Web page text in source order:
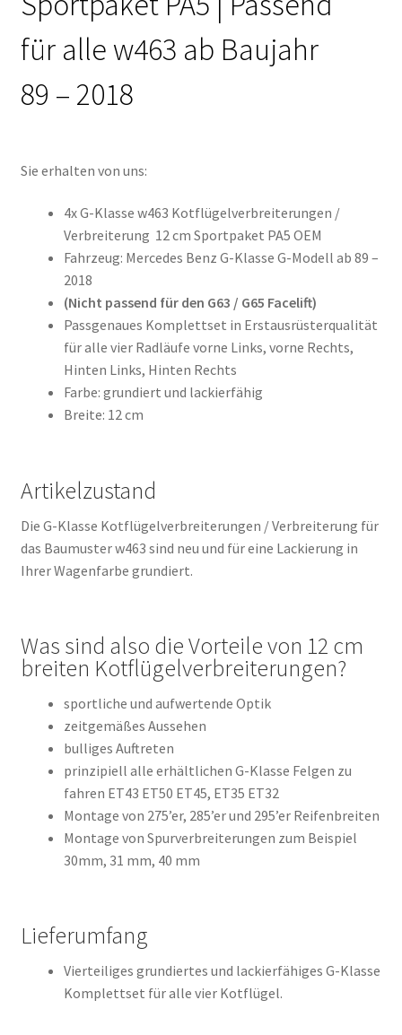
für alle w463 ab Baujahr
89 – 2018
Sie erhalten von uns:
4x G-Klasse w463 Kotflügelverbreiterungen /
Verbreiterung 12 cm Sportpaket PA5 OEM
Fahrzeug: Mercedes Benz G-Klasse G-Modell ab 89 –
2018
(Nicht passend für den G63 / G65 Facelift)
Passgenaues Komplettset in Erstausrüsterqualität
für alle vier Radläufe vorne Links, vorne Rechts,
Hinten Links, Hinten Rechts
Farbe: grundiert und lackierfähig
Breite: 12 cm
Artikelzustand
Die G-Klasse Kotflügelverbreiterungen / Verbreiterung für
das Baumuster w463 sind neu und für eine Lackierung in
Ihrer Wagenfarbe grundiert.
Was sind also die Vorteile von 12 cm
breiten Kotflügelverbreiterungen?
sportliche und aufwertende Optik
zeitgemäßes Aussehen
bulliges Auftreten
prinzipiell alle erhältlichen G-Klasse Felgen zu
fahren ET43 ET50 ET45, ET35 ET32
Montage von 275’er, 285’er und 295’er Reifenbreiten
Montage von Spurverbreiterungen zum Beispiel
30mm, 31 mm, 40 mm
Lieferumfang
Vierteiliges grundiertes und lackierfähiges G-Klasse
Komplettset für alle vier Kotflügel.